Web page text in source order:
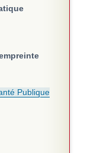
Publique